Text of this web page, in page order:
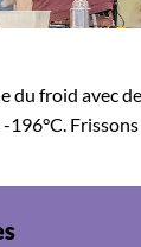
du froid avec
196°C.